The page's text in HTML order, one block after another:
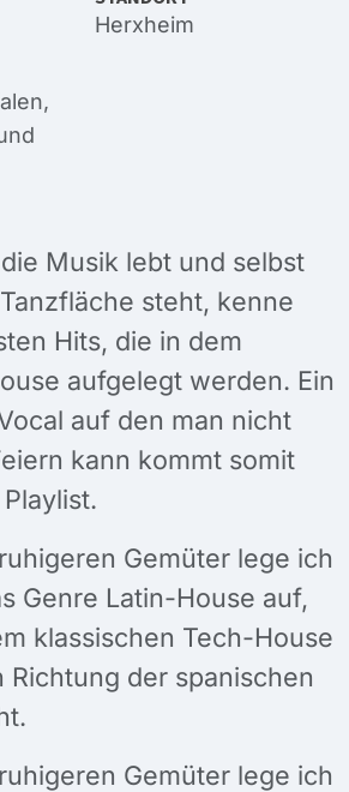
Herxheim
,
Musik lebt und selbst
steht, kenne
Hits, die in dem
aufgelegt werden. Ein
auf den man nicht
kann kommt somit
Gemüter lege ich
Genre Latin-House auf,
klassischen Tech-House
Richtung der spanischen
Gemüter lege ich